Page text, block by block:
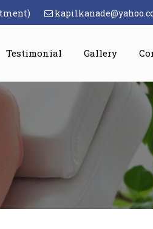
Testimonial Gallery